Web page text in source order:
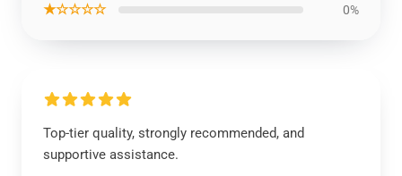
★☆☆☆☆ 0%
Top-tier quality, strongly recommended, and
supportive assistance.